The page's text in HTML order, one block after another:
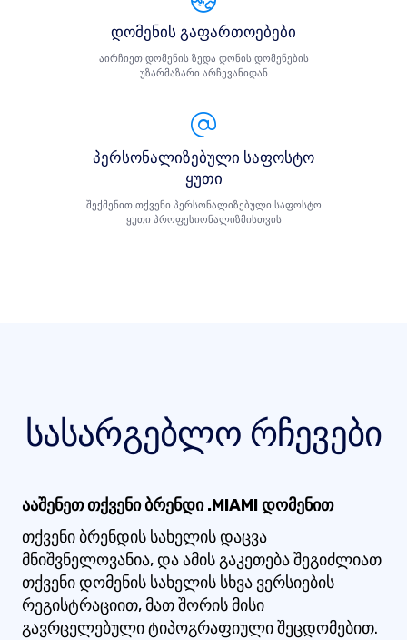
დომენის გაფართოებები
აირჩიეთ დომენის ზედა დონის დომენების
უზარმაზარი არჩევანიდან
პერსონალიზებული საფოსტო
ყუთი
შექმენით თქვენი პერსონალიზებული საფოსტო
ყუთი პროფესიონალიზმისთვის
სასარგებლო რჩევები
ააშენეთ თქვენი ბრენდი .MIAMI დომენით
თქვენი ბრენდის სახელის დაცვა
მნიშვნელოვანია, და ამის გაკეთება შეგიძლიათ
თქვენი დომენის სახელის სხვა ვერსიების
რეგისტრაციით, მათ შორის მისი
გავრცელებული ტიპოგრაფიული შეცდომებით.